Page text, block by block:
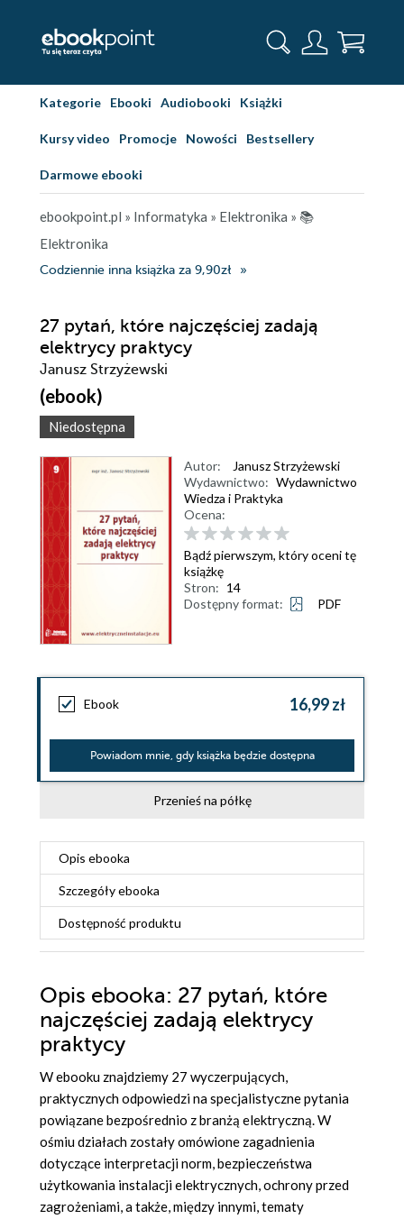
Kategorie Ebooki Audiobooki Książki
Kursy video Promocje Nowości Bestsellery
Darmowe ebooki
ebookpoint.pl » Informatyka » Elektronika » 📚
Elektronika
Codziennie inna książka za 9,90zł
27 pytań, które najczęściej zadają
elektrycy praktycy
Janusz Strzyżewski
(ebook)
Niedostępna
Autor:
Janusz Strzyżewski
Wydawnictwo: Wydawnictwo
Wiedza i Praktyka
Ocena:
Bądź pierwszym, który oceni tę
książkę
Stron: 14
Dostępny format:
PDF
Ebook 16,99 zł
Powiadom mnie, gdy książka będzie dostępna
Przenieś na półkę
Opis ebooka
Szczegółyebooka
Dostępność produktu
Opis ebooka: 27 pytań, które
najczęściej zadają elektrycy
praktycy
W ebooku znajdziemy 27 wyczerpujących,
praktycznych odpowiedzi na specjalistyczne pytania
powiązane bezpośrednio z branżą elektryczną. W
ośmiu działach zostały omówione zagadnienia
dotyczące interpretacji norm, bezpieczeństwa
użytkowania instalacji elektrycznych, ochrony przed
zagrożeniami, a także, między innymi, tematy